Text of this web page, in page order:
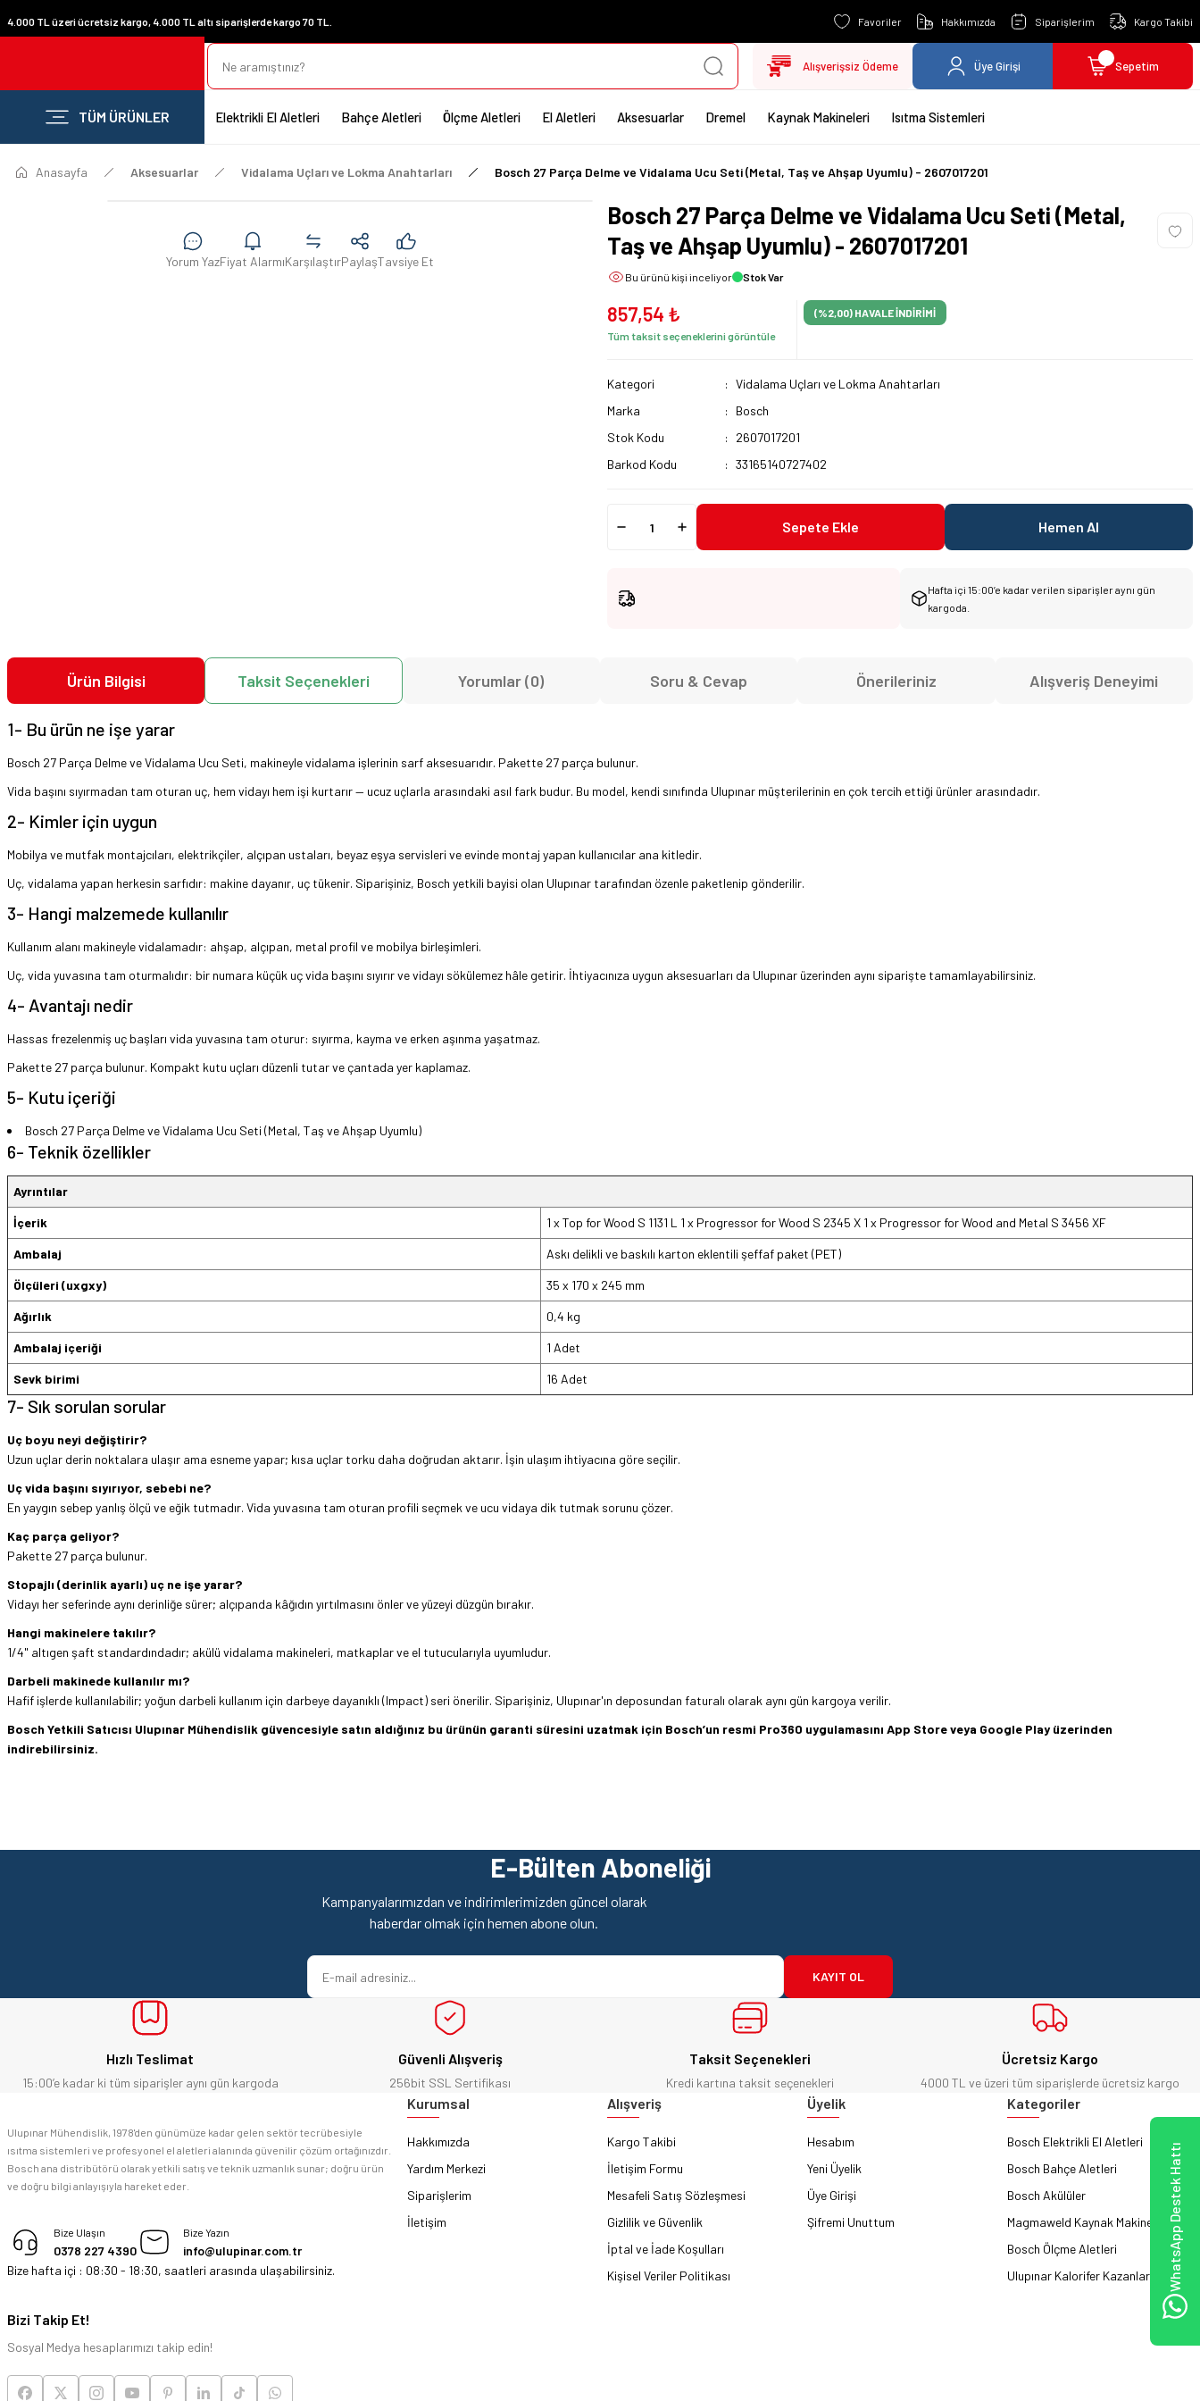
4.000 TL üzeri ücretsiz kargo, 4.000 TL altı siparişlerde kargo 70 TL. Favoriler Hakkımızda Siparişlerim Kargo Takibi
Alışverişsiz Ödeme Üye Girişi Sepetim
TÜM ÜRÜNLER Elektrikli El Aletleri Bahçe Aletleri Ölçme Aletleri El Aletleri Aksesuarlar Dremel Kaynak Makineleri Isıtma Sistemleri
Anasayfa Aksesuarlar Vidalama Uçları ve Lokma Anahtarları Bosch 27 Parça Delme ve Vidalama Ucu Seti (Metal, Taş ve Ahşap Uyumlu) - 2607017201
Yorum YazFiyat AlarmıKarşılaştırPaylaşTavsiye Et
Bosch 27 Parça Delme ve Vidalama Ucu Seti (Metal,
Taş ve Ahşap Uyumlu) - 2607017201
Bu ürünü kişi inceliyor Stok Var
857,54 ₺
Tüm taksit seçeneklerini görüntüle
(%2,00) HAVALE İNDİRİMİ
Kategori
Vidalama Uçları ve Lokma Anahtarları
Marka
Bosch
Stok Kodu
2607017201
Barkod Kodu
33165140727402
Sepete Ekle Hemen Al
Hafta içi 15:00’e kadar verilen siparişler aynı gün
kargoda.
Ürün Bilgisi Taksit Seçenekleri Yorumlar (0) Soru & Cevap Önerileriniz Alışveriş Deneyimi
1- Bu ürün ne işe yarar
Bosch 27 Parça Delme ve Vidalama Ucu Seti, makineyle vidalama işlerinin sarf aksesuarıdır. Pakette 27 parça bulunur.
Vida başını sıyırmadan tam oturan uç, hem vidayı hem işi kurtarır — ucuz uçlarla arasındaki asıl fark budur. Bu model, kendi sınıfında Ulupınar müşterilerinin en çok tercih ettiği ürünler arasındadır.
2- Kimler için uygun
Mobilya ve mutfak montajcıları, elektrikçiler, alçıpan ustaları, beyaz eşya servisleri ve evinde montaj yapan kullanıcılar ana kitledir.
Uç, vidalama yapan herkesin sarfıdır: makine dayanır, uç tükenir. Siparişiniz, Bosch yetkili bayisi olan Ulupınar tarafından özenle paketlenip gönderilir.
3- Hangi malzemede kullanılır
Kullanım alanı makineyle vidalamadır: ahşap, alçıpan, metal profil ve mobilya birleşimleri.
Uç, vida yuvasına tam oturmalıdır: bir numara küçük uç vida başını sıyırır ve vidayı sökülemez hâle getirir. İhtiyacınıza uygun aksesuarları da Ulupınar üzerinden aynı siparişte tamamlayabilirsiniz.
4- Avantajı nedir
Hassas frezelenmiş uç başları vida yuvasına tam oturur: sıyırma, kayma ve erken aşınma yaşatmaz.
Pakette 27 parça bulunur. Kompakt kutu uçları düzenli tutar ve çantada yer kaplamaz.
5- Kutu içeriği
Bosch 27 Parça Delme ve Vidalama Ucu Seti (Metal, Taş ve Ahşap Uyumlu)
6- Teknik özellikler
Ayrıntılar
İçerik 1 x Top for Wood S 1131 L 1 x Progressor for Wood S 2345 X 1 x Progressor for Wood and Metal S 3456 XF
Ambalaj Askı delikli ve baskılı karton eklentili şeffaf paket (PET)
Ölçüleri (uxgxy) 35 x 170 x 245 mm
Ağırlık 0,4 kg
Ambalaj içeriği 1 Adet
Sevk birimi 16 Adet
7- Sık sorulan sorular
Uç boyu neyi değiştirir?
Uzun uçlar derin noktalara ulaşır ama esneme yapar; kısa uçlar torku daha doğrudan aktarır. İşin ulaşım ihtiyacına göre seçilir.
Uç vida başını sıyırıyor, sebebi ne?
En yaygın sebep yanlış ölçü ve eğik tutmadır. Vida yuvasına tam oturan profili seçmek ve ucu vidaya dik tutmak sorunu çözer.
Kaç parça geliyor?
Pakette 27 parça bulunur.
Stopajlı (derinlik ayarlı) uç ne işe yarar?
Vidayı her seferinde aynı derinliğe sürer; alçıpanda kâğıdın yırtılmasını önler ve yüzeyi düzgün bırakır.
Hangi makinelere takılır?
1/4" altıgen şaft standardındadır; akülü vidalama makineleri, matkaplar ve el tutucularıyla uyumludur.
Darbeli makinede kullanılır mı?
Hafif işlerde kullanılabilir; yoğun darbeli kullanım için darbeye dayanıklı (Impact) seri önerilir. Siparişiniz, Ulupınar'ın deposundan faturalı olarak aynı gün kargoya verilir.
Bosch Yetkili Satıcısı Ulupınar Mühendislik güvencesiyle satın aldığınız bu ürünün garanti süresini uzatmak için Bosch’un resmi Pro360 uygulamasını App Store veya Google Play üzerinden
indirebilirsiniz.
Yorum Yaz
Soru Sor
Bosch marka alet alacaksam kesinlikle adresim Ulupınar.com.tr
M... K... | 04/05/2026
E-Bülten Aboneliği
Kampanyalarımızdan ve indirimlerimizden güncel olarak
haberdar olmak için hemen abone olun.
KAYIT OL
Hızlı Teslimat
15:00’e kadar ki tüm siparişler aynı gün kargoda
Güvenli Alışveriş
256bit SSL Sertifikası
Taksit Seçenekleri
Kredi kartına taksit seçenekleri
Ücretsiz Kargo
4000 TL ve üzeri tüm siparişlerde ücretsiz kargo
Ulupınar Mühendislik, 1978'den günümüze kadar gelen sektör tecrübesiyle
ısıtma sistemleri ve profesyonel el aletleri alanında güvenilir çözüm ortağınızdır.
Bosch ana distribütörü olarak yetkili satış ve teknik uzmanlık sunar; doğru ürün
ve doğru bilgi anlayışıyla hareket eder.
Bize Ulaşın
0378 227 4390
Bize Yazın
info@ulupinar.com.tr
Bize hafta içi : 08:30 - 18:30, saatleri arasında ulaşabilirsiniz.
Bizi Takip Et!
Sosyal Medya hesaplarımızı takip edin!
Kurumsal
Hakkımızda
Yardım Merkezi
Siparişlerim
İletişim
Alışveriş
Kargo Takibi
İletişim Formu
Mesafeli Satış Sözleşmesi
Gizlilik ve Güvenlik
İptal ve İade Koşulları
Kişisel Veriler Politikası
Üyelik
Hesabım
Yeni Üyelik
Üye Girişi
Şifremi Unuttum
Kategoriler
Bosch Elektrikli El Aletleri
Bosch Bahçe Aletleri
Bosch Akülüler
Magmaweld Kaynak Makineleri
Bosch Ölçme Aletleri
Ulupınar Kalorifer Kazanları
WhatsApp Destek Hattı